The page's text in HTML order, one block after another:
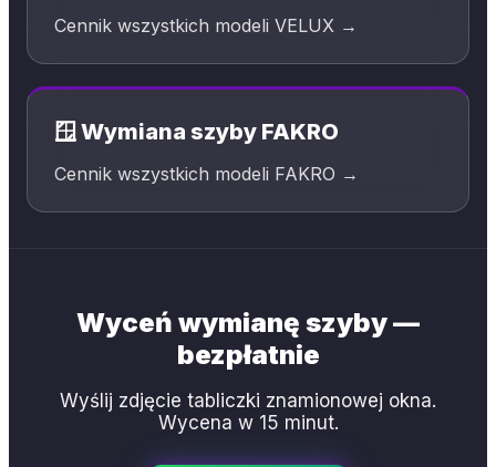
Cennik wszystkich modeli VELUX →
🪟 Wymiana szyby FAKRO
Cennik wszystkich modeli FAKRO →
Wyceń wymianę szyby —
bezpłatnie
Wyślij zdjęcie tabliczki znamionowej okna.
Wycena w 15 minut.